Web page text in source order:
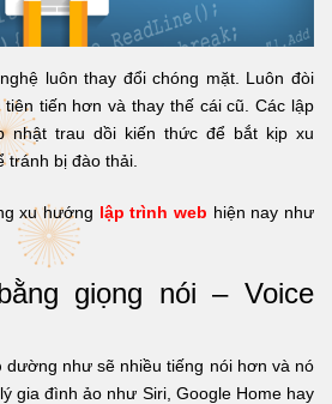
luôn thay đổi chóng mặt. Luôn đòi
tiến hơn và thay thế cái cũ. Các lập
nhật trau dồi kiến thức để bắt kịp xu
tránh bị đào thải.
xu hướng lập trình web hiện nay như
giọng nói – Voice
dường như sẽ nhiều tiếng nói hơn và nó
gia đình ảo như Siri, Google Home hay